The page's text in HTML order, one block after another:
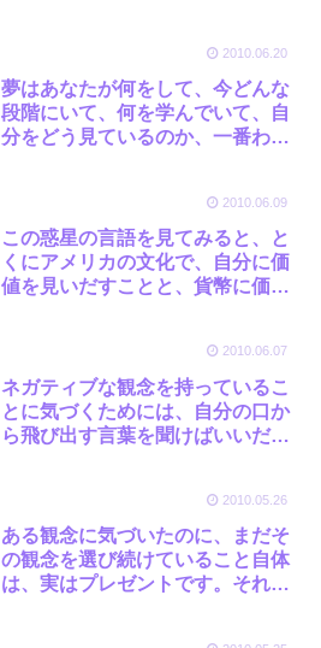
です。怖れと、怖れによって体験
する分離感から来ています。 by
バシャール
2010.06.20
夢はあなたが何をして、今どんな
段階にいて、何を学んでいて、自
分をどう見ているのか、一番わか
2010.06.09
この惑星の言語を見てみると、と
くにアメリカの文化で、自分に価
値を見いだすことと、貨幣に価値
味深いことです。 by バシャール
2010.06.07
ネガティブな観念を持っているこ
とに気づくためには、自分の口か
ら飛び出す言葉を聞けばいいだけ
2010.05.26
ある観念に気づいたのに、まだそ
の観念を選び続けていること自体
は、実はプレゼントです。それ